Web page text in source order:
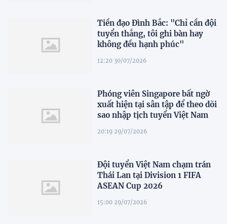
Tiền đạo Đình Bắc: "Chỉ cần đội
tuyển thắng, tôi ghi bàn hay
không đều hạnh phúc"
12:20 30/07/2026
Phóng viên Singapore bất ngờ
xuất hiện tại sân tập để theo dõi
sao nhập tịch tuyển Việt Nam
20:19 29/07/2026
Đội tuyển Việt Nam chạm trán
Thái Lan tại Division 1 FIFA
ASEAN Cup 2026
15:00 29/07/2026